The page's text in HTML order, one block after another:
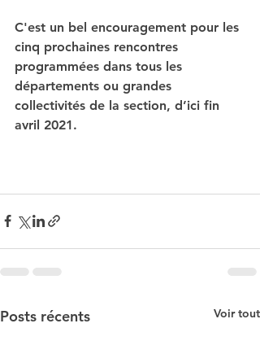
C'est un bel encouragement pour les
cinq prochaines rencontres
programmées dans tous les
départements ou grandes
collectivités de la section, d’ici fin
avril 2021.
Posts récents Voir tout